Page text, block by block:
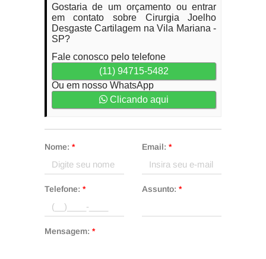
Gostaria de um orçamento ou entrar
em contato sobre Cirurgia Joelho
Desgaste Cartilagem na Vila Mariana -
SP?
Fale conosco pelo telefone
(11) 94715-5482
Ou em nosso WhatsApp
Clicando aqui
Nome: * Email: *
Telefone: * Assunto: *
Mensagem: *